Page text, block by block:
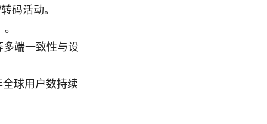
码活动。
端一致性与设
球用户数持续